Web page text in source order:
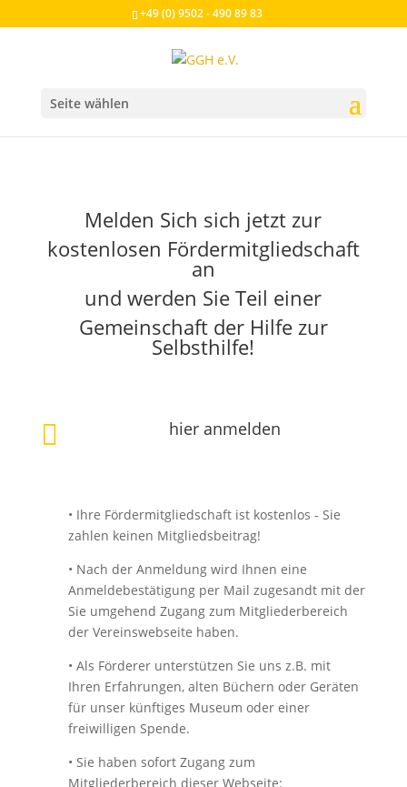
+49 (0) 9502 - 490 89 83
Seite wählen
Melden Sich sich jetzt zur
kostenlosen Fördermitgliedschaft
an
und werden Sie Teil einer
Gemeinschaft der Hilfe zur
Selbsthilfe!
 hier anmelden
• Ihre Fördermitgliedschaft ist kostenlos - Sie
zahlen keinen Mitgliedsbeitrag!
• Nach der Anmeldung wird Ihnen eine
Anmeldebestätigung per Mail zugesandt mit der
Sie umgehend Zugang zum Mitgliederbereich
der Vereinswebseite haben.
• Als Förderer unterstützen Sie uns z.B. mit
Ihren Erfahrungen, alten Büchern oder Geräten
für unser künftiges Museum oder einer
freiwilligen Spende.
• Sie haben sofort Zugang zum
Mitgliederbereich dieser Webseite: